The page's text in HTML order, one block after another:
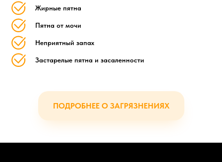
Жирные пятна
Пятна от мочи
Неприятный запах
Застарелые пятна и засаленности
ПОДРОБНЕЕ О ЗАГРЯЗНЕНИЯХ